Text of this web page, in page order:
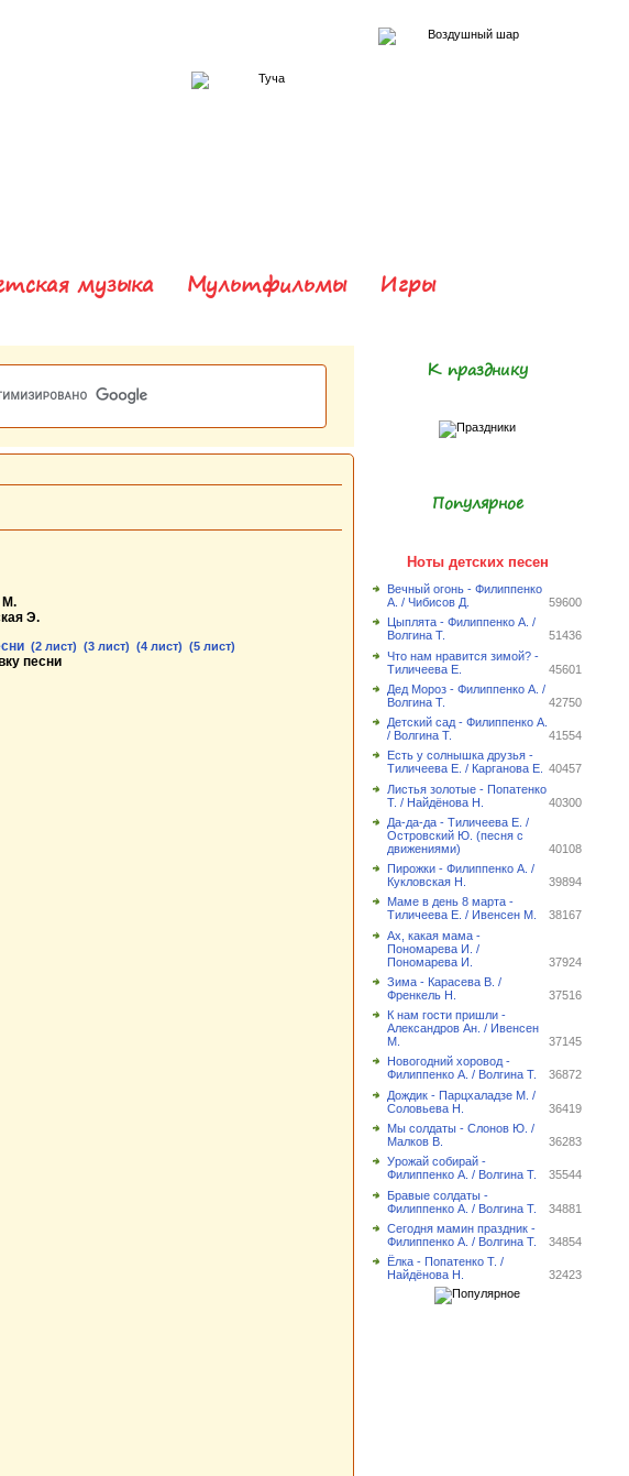
музыка Мультфильмы Игры
М.
Э.
(2 лист) (3 лист) (4 лист) (5 лист)
песни
К празднику
Популярное
Ноты детских песен
Вечный огонь - Филиппенко
А. / Чибисов Д.
59600
Цыплята - Филиппенко А. /
Волгина Т.
51436
Что нам нравится зимой? -
Тиличеева Е.
45601
Дед Мороз - Филиппенко А. /
Волгина Т.
42750
Детский сад - Филиппенко А.
/ Волгина Т.
41554
Есть у солнышка друзья -
Тиличеева Е. / Карганова Е.
40457
Листья золотые - Попатенко
Т. / Найдёнова Н.
40300
Да-да-да - Тиличеева Е. /
Островский Ю. (песня с
движениями)
40108
Пирожки - Филиппенко А. /
Кукловская Н.
39894
Маме в день 8 марта -
Тиличеева Е. / Ивенсен М.
38167
Ах, какая мама -
Пономарева И. /
Пономарева И.
37924
Зима - Карасева В. /
Френкель Н.
37516
К нам гости пришли -
Александров Ан. / Ивенсен
М.
37145
Новогодний хоровод -
Филиппенко А. / Волгина Т.
36872
Дождик - Парцхаладзе М. /
Соловьева Н.
36419
Мы солдаты - Слонов Ю. /
Малков В.
36283
Урожай собирай -
Филиппенко А. / Волгина Т.
35544
Бравые солдаты -
Филиппенко А. / Волгина Т.
34881
Сегодня мамин праздник -
Филиппенко А. / Волгина Т.
34854
Ёлка - Попатенко Т. /
Найдёнова Н.
32423